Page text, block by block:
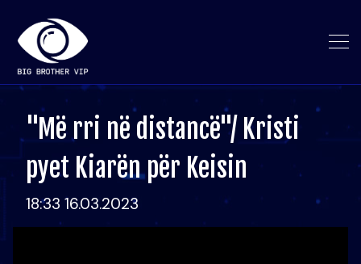
"Më rri në distancë"/ Kristi
pyet Kiarën për Keisin
18:33 16.03.2023